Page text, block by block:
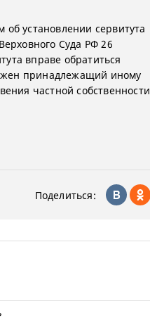
об установлении сервитута
Суда РФ 26
вправе обратиться
принадлежащий иному
частной собственности
Поделиться: